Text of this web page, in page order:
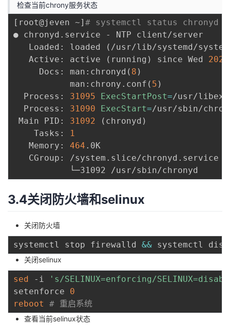
检查当前chrony服务状态
[ root@jeven ~] # systemctl status chronyd
● chronyd.service - NTP client/server
   Loaded: loaded
( /usr/lib/systemd/
   Active: active
( running ) since Wed 2023
     Docs: man:chronyd
( 8 )
           man:chrony.conf
( 5 )
  Process:
31095 ExecStartPost=/usr/
  Process:
31090 ExecStart=/usr/sbin/
Main PID: 31092 ( chronyd )
    Tasks:
1
   Memory:
464 .0K
   CGroup: /system.slice/chronyd.service
3.4关闭防火墙和selinux
关闭防火墙
systemctl stop firewalld &&
关闭selinux
sed -i
's/SELINUX=enforcing/
setenforce 0
reboot
# 重启系统
查看当前selinux状态